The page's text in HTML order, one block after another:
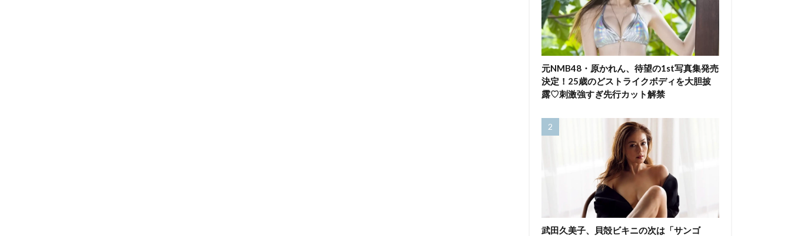
元NMB48・原かれん、待望の1st写真集発売
決定！25歳のどストライクボディを大胆披
露♡刺激強すぎ先行カット解禁
武田久美子、貝殻ビキニの次は「サンゴ